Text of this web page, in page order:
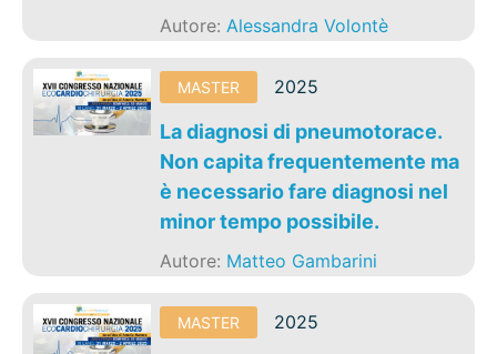
Autore:Alessandra Volontè
MASTER 2025
La diagnosi di pneumotorace.
Non capita frequentemente ma
è necessario fare diagnosi nel
minor tempo possibile.
Autore: Matteo Gambarini
MASTER 2025